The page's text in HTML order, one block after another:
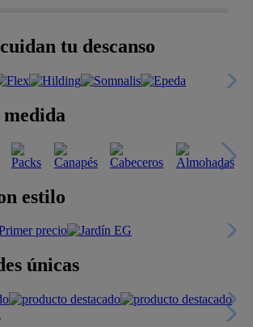
tu descanso
estilo
únicas